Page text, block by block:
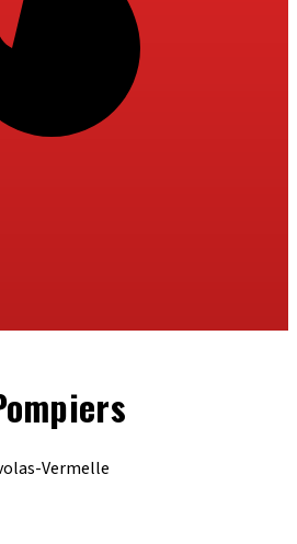
Vermelle